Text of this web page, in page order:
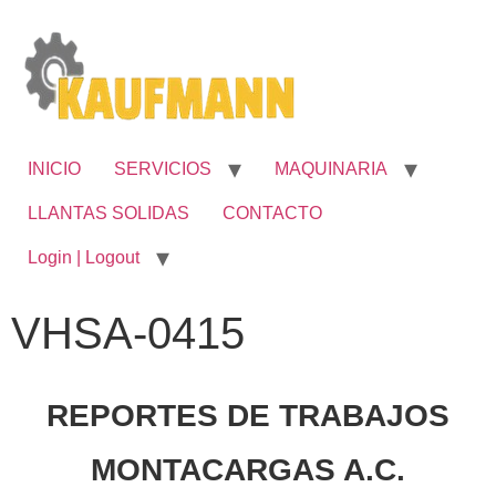
INICIO SERVICIOS MAQUINARIA
LLANTAS SOLIDAS CONTACTO
Login | Logout
VHSA-0415
REPORTES DE TRABAJOS
MONTACARGAS A.C.